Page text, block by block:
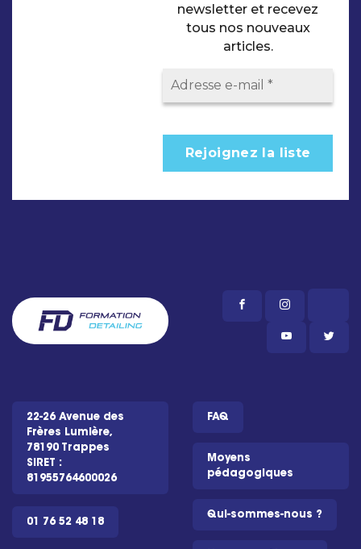
newsletter et recevez
tous nos nouveaux
articles.
22-26 Avenue des
Frères Lumière,
78190 Trappes
SIRET :
81955764600026
01 76 52 48 18
FAQ
Moyens
pédagogiques
Qui-sommes-nous ?